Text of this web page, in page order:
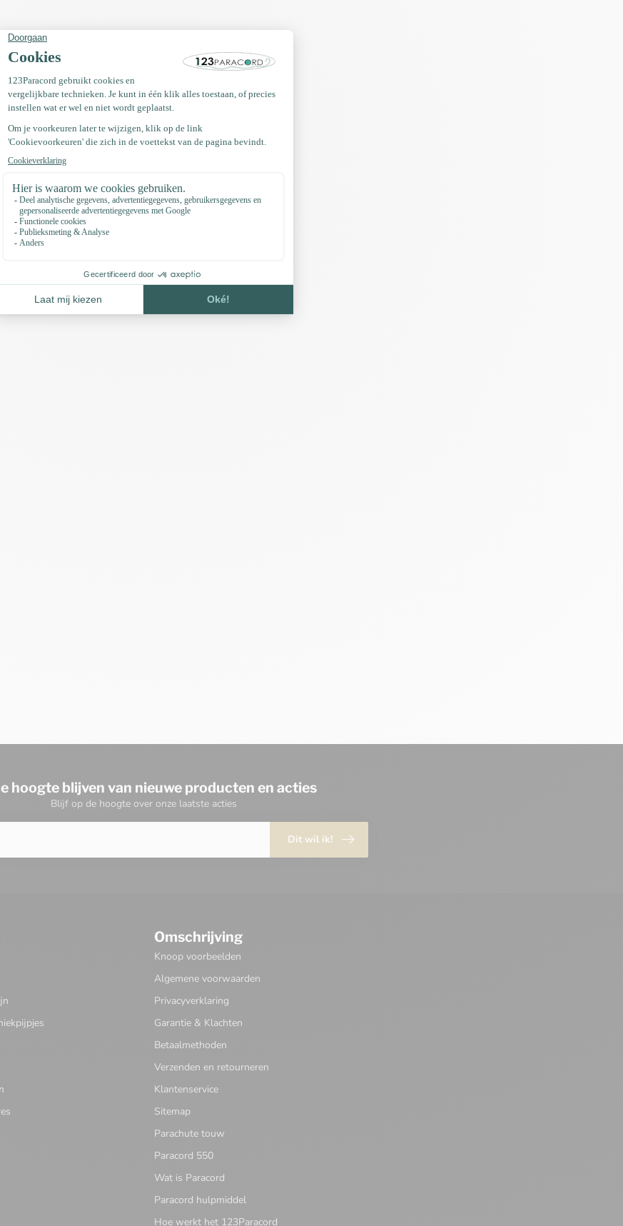
& Riem gesp dubbel 25mm Zilver
hoogte blijven van nieuwe producten en acties
Blijf op de hoogte over onze laatste acties
Dit wil ik!
Omschrijving
Knoop voorbeelden
Algemene voorwaarden
Privacyverklaring
Garantie & Klachten
Betaalmethoden
Verzenden en retourneren
Klantenservice
Sitemap
Parachute touw
Paracord 550
Wat is Paracord
Paracord hulpmiddel
Hoe werkt het 123Paracord